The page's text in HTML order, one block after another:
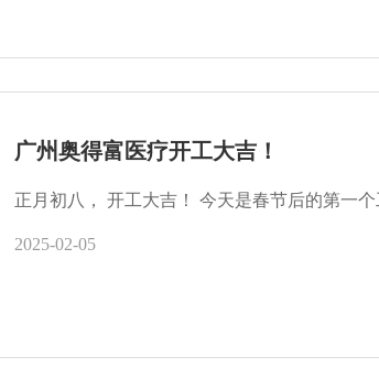
广州奥得富医疗开工大吉！
2025-02-05